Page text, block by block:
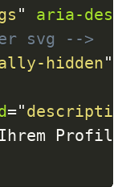
"
aria-
svg -->
hidden"
="